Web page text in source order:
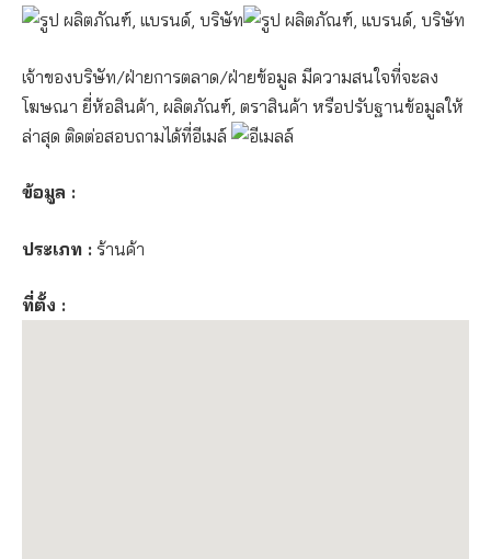
เจ้าของบริษัท/ฝ่ายการตลาด/ฝ่ายข้อมูล มีความสนใจที่จะลง
โฆษณา ยี่ห้อสินค้า, ผลิตภัณฑ์, ตราสินค้า หรือปรับฐานข้อมูลให้
ล่าสุด ติดต่อสอบถามได้ที่อีเมล์
ข้อมูล :
ประเภท : ร้านค้า
ที่ตั้ง :